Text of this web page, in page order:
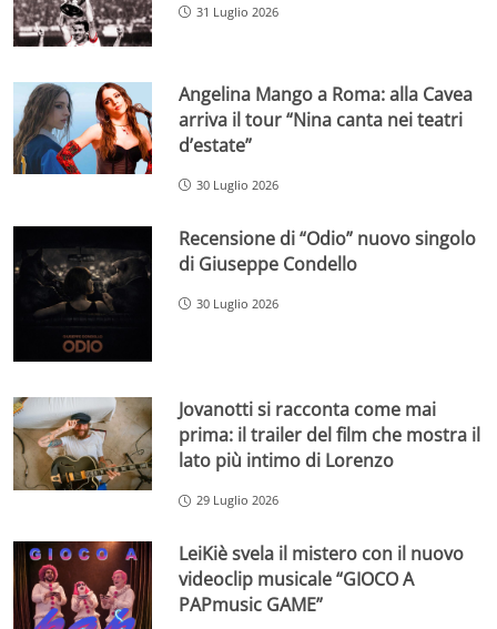
31 Luglio 2026
Angelina Mango a Roma: alla Cavea
arriva il tour “Nina canta nei teatri
d’estate”
30 Luglio 2026
Recensione di “Odio” nuovo singolo
di Giuseppe Condello
30 Luglio 2026
Jovanotti si racconta come mai
prima: il trailer del film che mostra il
lato più intimo di Lorenzo
29 Luglio 2026
LeiKiè svela il mistero con il nuovo
videoclip musicale “GIOCO A
PAPmusic GAME”